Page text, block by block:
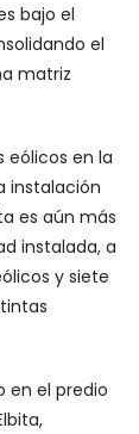
bajo el
el
matriz
eólicos en la
instalación
es aún más
instalada, a
y siete
en el predio